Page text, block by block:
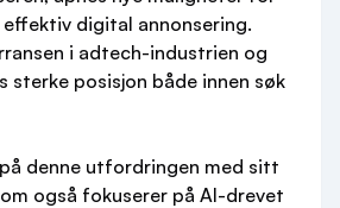
digital annonsering.
i adtech-industrien og
sterke posisjon både innen søk
denne utfordringen med sitt
også fokuserer på AI-drevet